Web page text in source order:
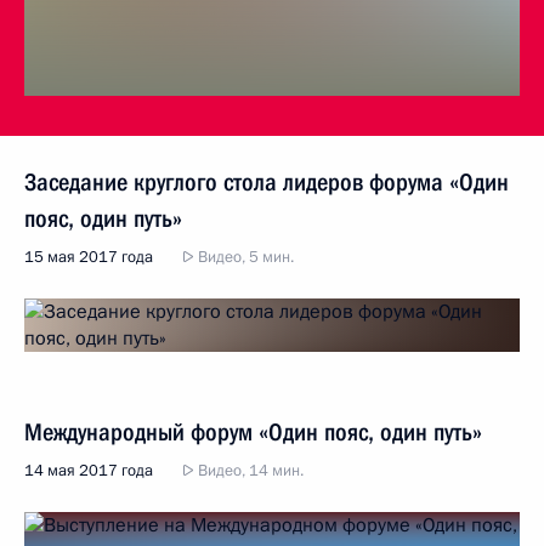
Заседание круглого стола лидеров форума «Один
пояс, один путь»
15 мая 2017 года Видео, 5 мин.
Международный форум «Один пояс, один путь»
14 мая 2017 года Видео, 14 мин.